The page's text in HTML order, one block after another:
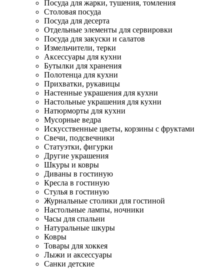
Посуда для жарки, тушения, томления
Столовая посуда
Посуда для десерта
Отдельные элементы для сервировки
Посуда для закуски и салатов
Измельчители, терки
Аксессуары для кухни
Бутылки для хранения
Полотенца для кухни
Прихватки, рукавицы
Настенные украшения для кухни
Настольные украшения для кухни
Натюрморты для кухни
Мусорные ведра
Искусственные цветы, корзины с фруктами
Свечи, подсвечники
Статуэтки, фигурки
Другие украшения
Шкуры и ковры
Диваны в гостиную
Кресла в гостиную
Стулья в гостиную
Журнальные столики для гостиной
Настольные лампы, ночники
Часы для спальни
Натуральные шкуры
Ковры
Товары для хоккея
Лыжи и аксессуары
Санки детские